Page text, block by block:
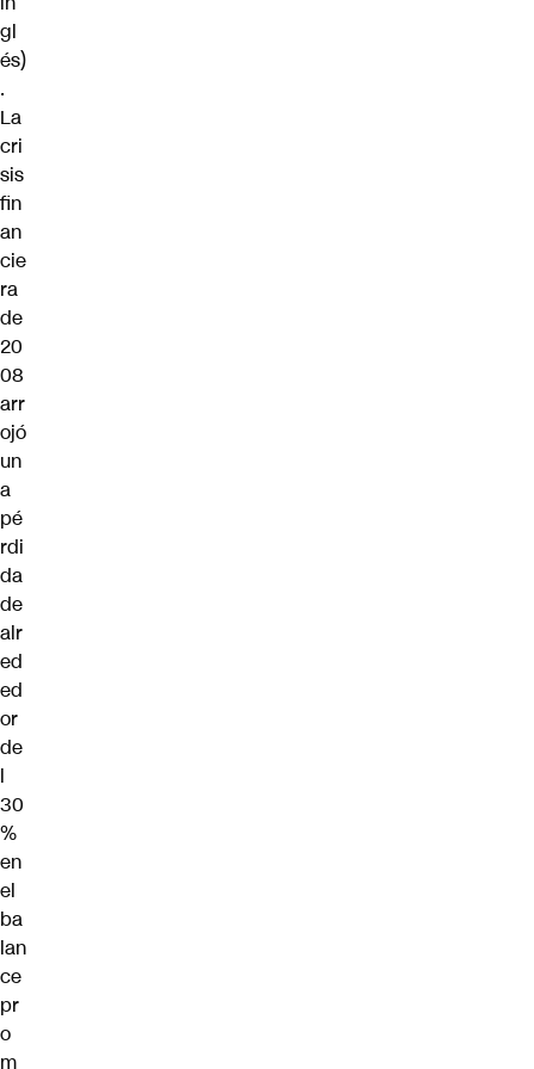
gl
és)
.
La
cri
sis
fin
an
cie
ra
de
20
08
arr
ojó
un
a
pé
rdi
da
de
alr
ed
ed
or
de
l
30
%
en
el
ba
lan
ce
pr
o
m